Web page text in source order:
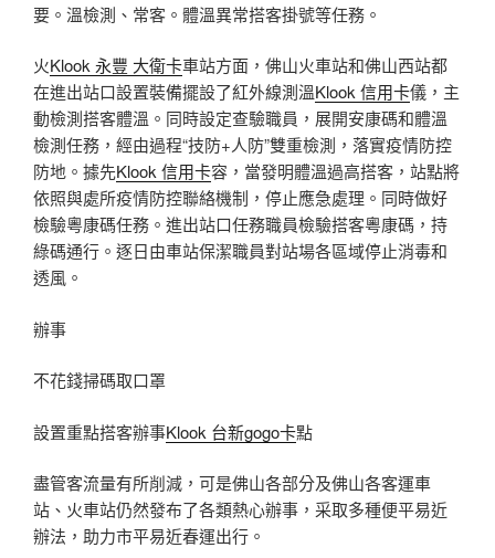
要。溫檢測、常客。體溫異常搭客掛號等任務。
火Klook 永豐 大衛卡車站方面，佛山火車站和佛山西站都
在進出站口設置裝備擺設了紅外線測溫Klook 信用卡儀，主
動檢測搭客體溫。同時設定查驗職員，展開安康碼和體溫
檢測任務，經由過程“技防+人防”雙重檢測，落實疫情防控
防地。據先Klook 信用卡容，當發明體溫過高搭客，站點將
依照與處所疫情防控聯絡機制，停止應急處理。同時做好
檢驗粵康碼任務。進出站口任務職員檢驗搭客粵康碼，持
綠碼通行。逐日由車站保潔職員對站場各區域停止消毒和
透風。
辦事
不花錢掃碼取口罩
設置重點搭客辦事Klook 台新gogo卡點
盡管客流量有所削減，可是佛山各部分及佛山各客運車
站、火車站仍然發布了各類熱心辦事，采取多種便平易近
辦法，助力市平易近春運出行。